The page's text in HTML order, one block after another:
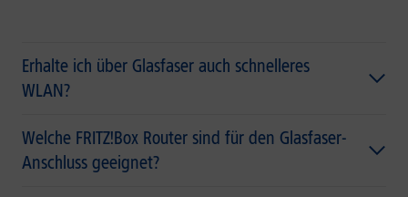
Erhalte ich über Glasfaser auch schnelleres
WLAN?
Welche FRITZ!Box Router sind für den Glasfaser-
Anschluss geeignet?